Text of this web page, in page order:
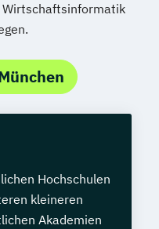
Wirtschaftsinformatik
Hochschulen
kleineren
Akademien